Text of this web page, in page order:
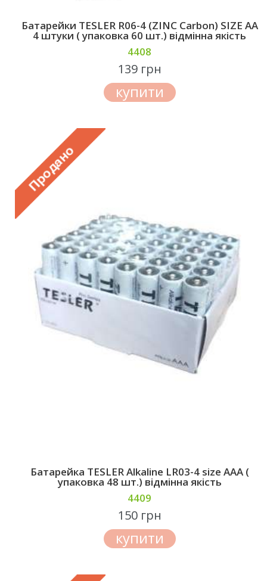
Батарейки TESLER R06-4 (ZINC Carbon) SIZE AA
4 штуки ( упаковка 60 шт.) відмінна якість
4408
139 грн
купити
Батарейкa TESLER Alkaline LR03-4 size AAA (
упаковка 48 шт.) відмінна якість
4409
150 грн
купити